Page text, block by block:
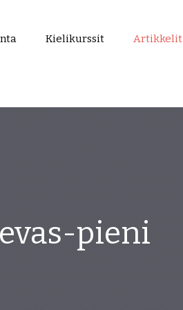
Kielikurssit Artikkelit
pieni